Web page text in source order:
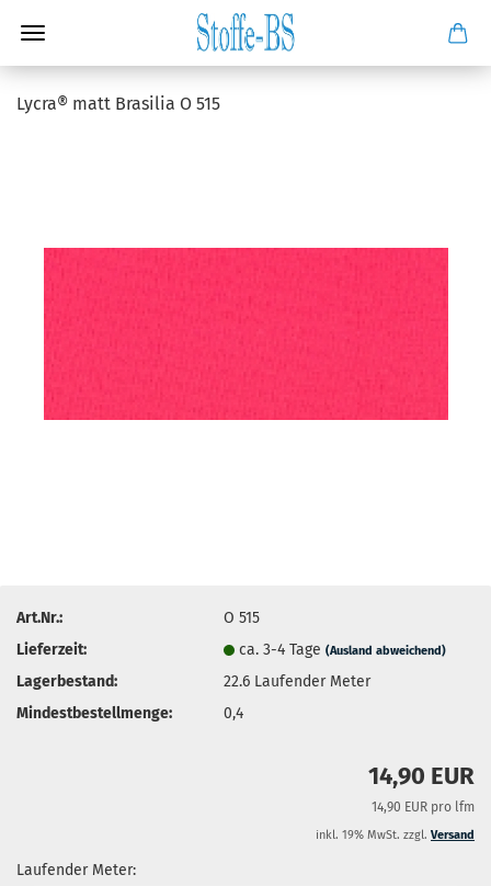
Lycra® matt Brasilia O 515
Art.Nr.:
O 515
Lieferzeit:
ca. 3-4 Tage(Ausland abweichend)
Lagerbestand: 22.6 Laufender Meter
Mindestbestellmenge:
0,4
14,90 EUR
14,90 EUR pro lfm
inkl. 19% MwSt. zzgl. Versand
Laufender Meter: